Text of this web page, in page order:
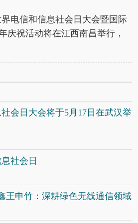
界电信和信息社会日大会暨国际
庆祝活动将在江西南昌举行，
会日大会将于5月17日在武汉举
社会日
王申竹：深耕绿色无线通信领域